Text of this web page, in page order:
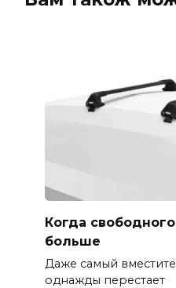
Когда
больше
Даже самый
однажды перестает